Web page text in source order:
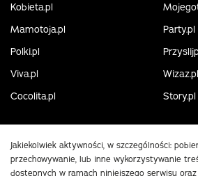
Kobieta.pl
Mamotoja.pl
Party.pl
Polki.pl
Viva.pl
Wizaz.pl
Cocolita.pl
Story.pl
Jakiekolwiek aktywności, w szczególności:
przechowywanie, lub inne wykorzystywanie
dostępnych w ramach niniejszego serwisu